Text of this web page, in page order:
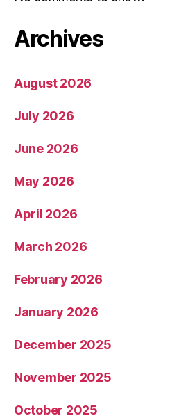
Archives
August 2026
July 2026
June 2026
May 2026
April 2026
March 2026
February 2026
January 2026
December 2025
November 2025
October 2025